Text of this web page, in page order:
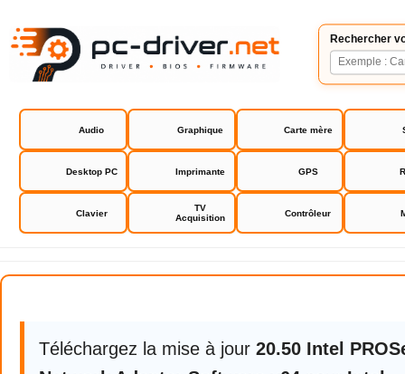
Rechercher
Audio Graphique Carte mère
Desktop PC Imprimante GPS
Clavier
TV
Acquisition
Contrôleur
Intel PROSet/Wireless WiFi
Téléchargez la mise à jour 20.50 Intel